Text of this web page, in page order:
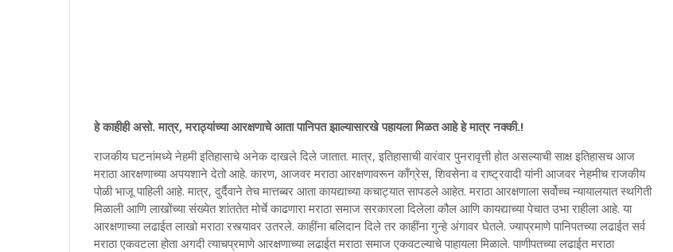
हे काहीही असो. मात्र, मराठ्यांच्या आरक्षणाचे आता पानिपत झाल्यासारखे पहायला मिळत आहे हे मात्र नक्की.!
राजकीय घटनांमध्ये नेहमी इतिहासाचे अनेक दाखले दिले जातात. मात्र, इतिहासाची वारंवार पुनरावृत्ती होत असल्याची साक्ष इतिहासच आज
मराठा आरक्षणाच्या अपयशाने देतो आहे. कारण, आजवर मराठा आरक्षणावरून काँग्रेस, शिवसेना व राष्ट्रवादी यांनी आजवर नेहमीच राजकीय
पोळी भाजू पाहिली आहे. मात्र, दुर्दैवाने तेच मात्तब्बर आता कायद्याच्या कचाट्यात सापडले आहेत. मराठा आरक्षणाला सर्वोच्च न्यायालयात स्थगिती
मिळाली आणि लाखोंच्या संख्येत शांततेत मोर्चे काढणारा मराठा समाज सरकारला दिलेला कौल आणि कायद्याच्या पेचात उभा राहीला आहे. या
आरक्षणाच्या लढाईत लाखो मराठा रस्त्यावर उतरले. काहींना बलिदान दिले तर काहींना गुन्हे अंगावर घेतले. ज्याप्रमाणे पानिपतच्या लढाईत सर्व
मराठा एकवटला होता अगदी त्याचप्रमाणे आरक्षणाच्या लढाईत मराठा समाज एकवटल्याचे पाहायला मिळाले. पाणीपतच्या लढाईत मराठा